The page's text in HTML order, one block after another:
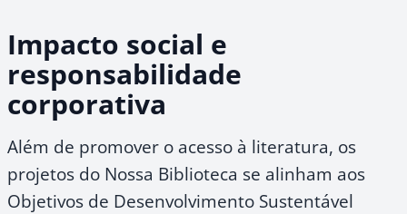
Impacto social e
responsabilidade
corporativa
Além de promover o acesso à literatura, os
projetos do Nossa Biblioteca se alinham aos
Objetivos de Desenvolvimento Sustentável